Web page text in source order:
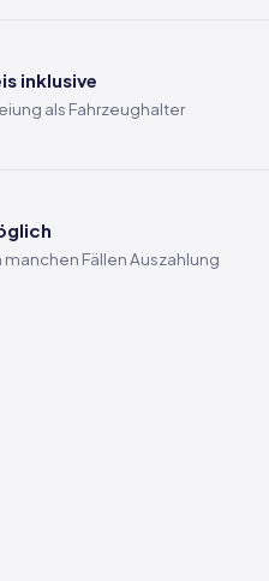
inklusive
als Fahrzeughalter
Fällen Auszahlung